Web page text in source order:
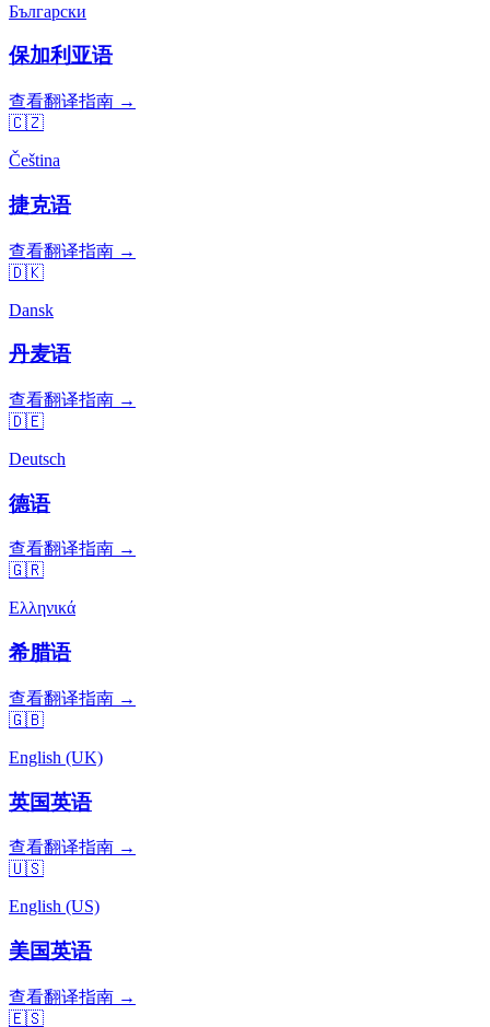
Български
保加利亚语
查看翻译指南 →
🇨🇿
Čeština
捷克语
查看翻译指南 →
🇩🇰
Dansk
丹麦语
查看翻译指南 →
🇩🇪
Deutsch
德语
查看翻译指南 →
🇬🇷
Ελληνικά
希腊语
查看翻译指南 →
🇬🇧
English (UK)
英国英语
查看翻译指南 →
🇺🇸
English (US)
美国英语
查看翻译指南 →
🇪🇸